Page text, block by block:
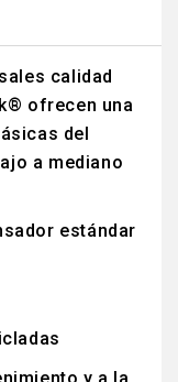
calidad
ofrecen una
del
a mediano
estándar